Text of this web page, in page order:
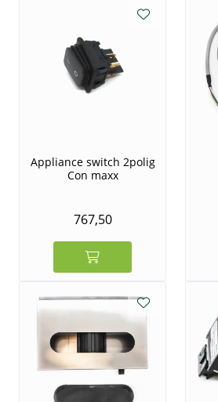
Appliance switch 2polig
Con maxx
767,50